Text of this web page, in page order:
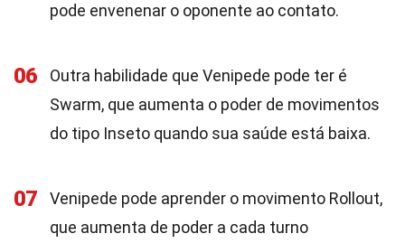
pode envenenar o oponente ao contato.
06
Outra habilidade que Venipede pode ter é
Swarm, que aumenta o poder de movimentos
do tipo Inseto quando sua saúde está baixa.
07
Venipede pode aprender o movimento Rollout,
que aumenta de poder a cada turno